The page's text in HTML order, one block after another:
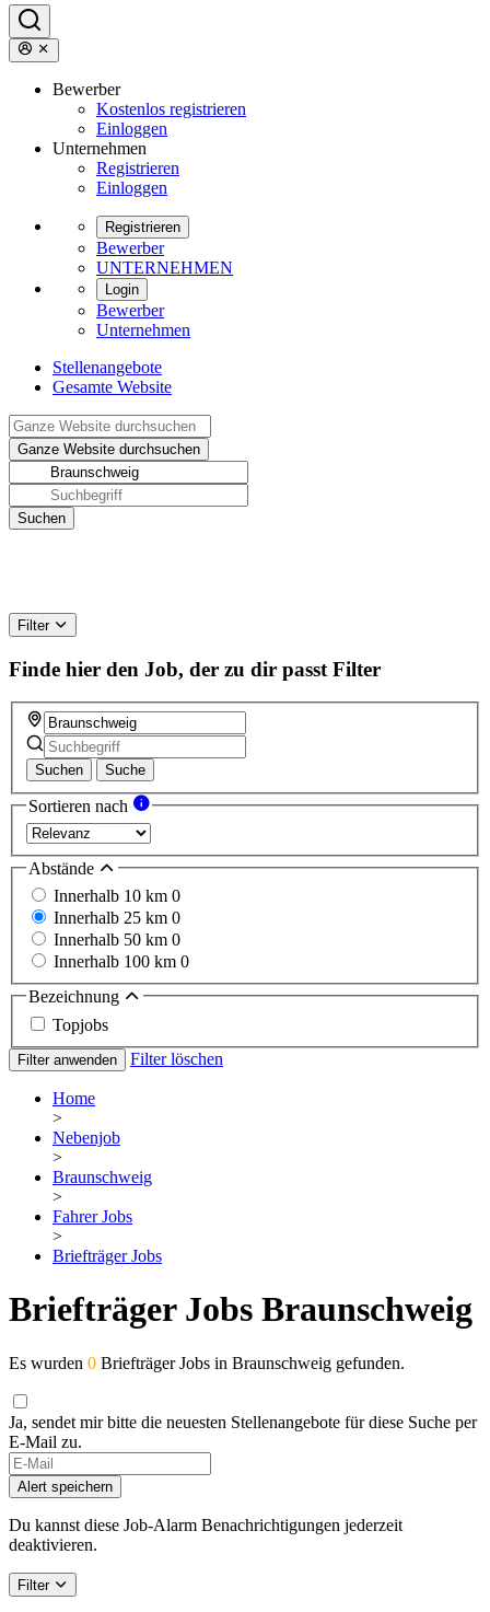
Bewerber
Kostenlos registrieren
Einloggen
Unternehmen
Registrieren
Einloggen
Registrieren
Bewerber
UNTERNEHMEN
Login
Bewerber
Unternehmen
Stellenangebote
Gesamte Website
Filter
Finde hier den Job, der zu dir passt Filter
Suchen Suche
Sortieren nach
Abstände
Innerhalb 10 km 0
Innerhalb 25 km 0
Innerhalb 50 km 0
Innerhalb 100 km 0
Bezeichnung
Topjobs
Filter anwenden Filter löschen
Home
>
Nebenjob
>
Braunschweig
>
Fahrer Jobs
>
Briefträger Jobs
Briefträger Jobs Braunschweig
Es wurden 0 Briefträger Jobs in Braunschweig gefunden.
Ja, sendet mir bitte die neuesten Stellenangebote für diese Suche per
E-Mail zu.
Alert speichern
Du kannst diese Job-Alarm Benachrichtigungen jederzeit
deaktivieren.
Filter